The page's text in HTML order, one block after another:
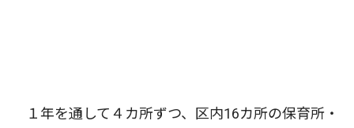
１年を通して４カ所ずつ、区内16カ所の保育所・